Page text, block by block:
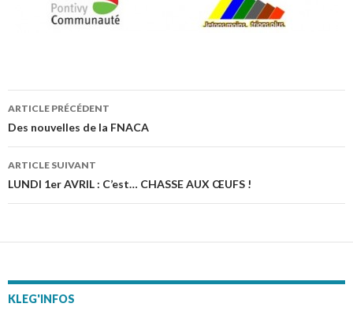
Navigation
des
articles
ARTICLE PRÉCÉDENT
Des nouvelles de la FNACA
ARTICLE SUIVANT
LUNDI 1er AVRIL : C’est… CHASSE AUX ŒUFS !
KLEG'INFOS